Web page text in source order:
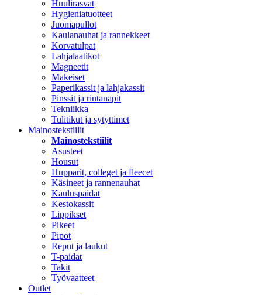
Huulirasvat
Hygieniatuotteet
Juomapullot
Kaulanauhat ja rannekkeet
Korvatulpat
Lahjalaatikot
Magneetit
Makeiset
Paperikassit ja lahjakassit
Pinssit ja rintanapit
Tekniikka
Tulitikut ja sytyttimet
Mainostekstiilit
Mainostekstiilit
Asusteet
Housut
Hupparit, colleget ja fleecet
Käsineet ja rannenauhat
Kauluspaidat
Kestokassit
Lippikset
Pikeet
Pipot
Reput ja laukut
T-paidat
Takit
Työvaatteet
Outlet